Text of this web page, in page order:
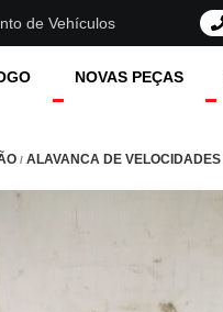
de Vehículos
NOVAS PEÇAS
/ ALAVANCA DE VELOCIDADES